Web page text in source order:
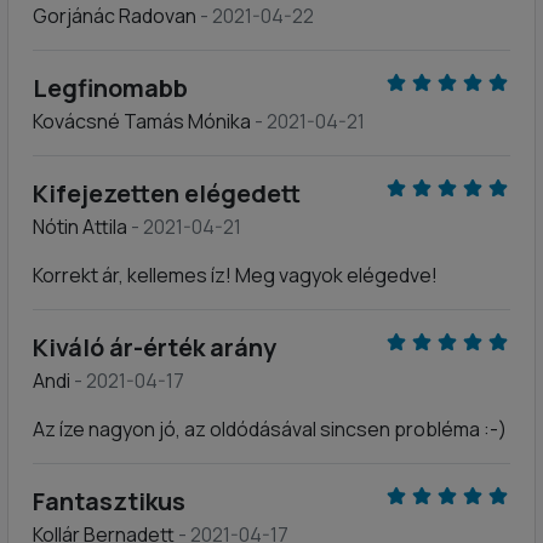
Gorjánác Radovan - 2021-04-22
Legfinomabb
Kovácsné Tamás Mónika - 2021-04-21
Kifejezetten elégedett
Nótin Attila - 2021-04-21
Korrekt ár, kellemes íz! Meg vagyok elégedve!
Kiváló ár-érték arány
Andi - 2021-04-17
Az íze nagyon jó, az oldódásával sincsen probléma :-)
Fantasztikus
Kollár Bernadett- 2021-04-17